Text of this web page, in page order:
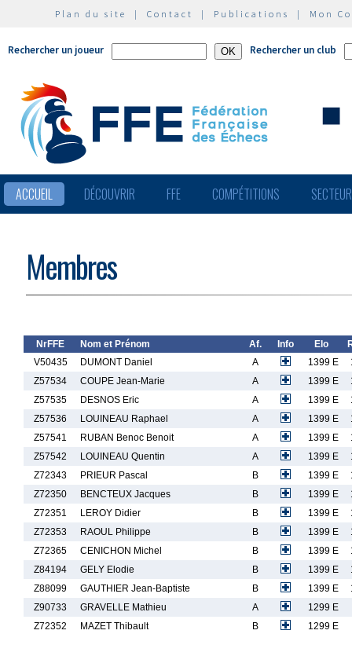
Plan du site | Contact | Publications | Mon
Rechercher un joueur Rechercher un club
ACCUEIL DÉCOUVRIR FFE COMPÉTITIONS
Membres
NrFFE Nom et Prénom Af. Info Elo
V50435
DUMONT Daniel A 1399 E
Z57534
COUPE Jean-Marie A 1399 E
Z57535
DESNOS Eric A 1399 E
Z57536
LOUINEAU Raphael A 1399 E
Z57541
RUBAN Benoc Benoit A 1399 E
Z57542
LOUINEAU Quentin A 1399 E
Z72343
PRIEUR Pascal B 1399 E
Z72350
BENCTEUX Jacques B 1399 E
Z72351
LEROY Didier B 1399 E
Z72353
RAOUL Philippe B 1399 E
Z72365
CENICHON Michel B 1399 E
Z84194
GELY Elodie B 1399 E
Z88099
GAUTHIER Jean-Baptiste B 1399 E
Z90733
GRAVELLE Mathieu A
1299 E
Z72352
MAZET Thibault B 1299 E